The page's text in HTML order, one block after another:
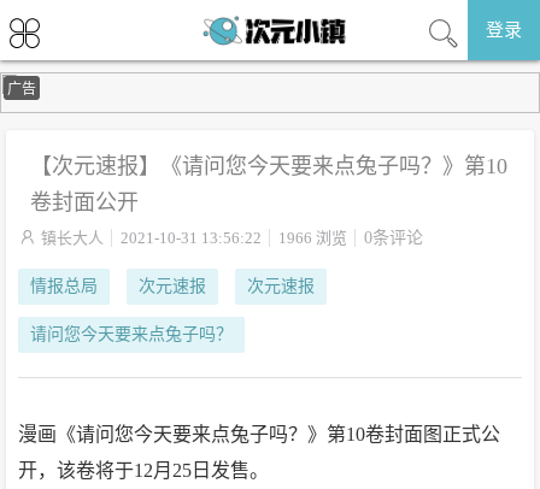
登录
广告
【次元速报】《请问您今天要来点兔子吗？》第10
卷封面公开
 镇长大人 2021-10-31 13:56:22 1966 浏览 0条评论
情报总局 次元速报 次元速报
请问您今天要来点兔子吗？
漫画《请问您今天要来点兔子吗？》第10卷封面图正式公
开，该卷将于12月25日发售。